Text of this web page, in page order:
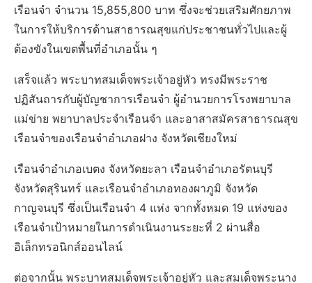
เรือนจำ จำนวน 15,855,800 บาท ซึ่งจะช่วยเสริมศักยภาพ
ในการให้บริการด้านสาธารณสุขแก่ประชาชนทั่วไปและผู้
ต้องขังในเขตพื้นที่อำเภอนั้น ๆ
เสร็จแล้ว พระบาทสมเด็จพระเจ้าอยู่หัว ทรงมีพระราช
ปฏิสันถารกับผู้บัญชาการเรือนจำ ผู้อำนวยการโรงพยาบาล
แม่ข่าย พยาบาลประจำเรือนจำ และอาสาสมัครสาธารณสุข
เรือนจำของเรือนจำอำเภอฝาง จังหวัดเชียงใหม่
เรือนจำอำเภอเบตง จังหวัดยะลา เรือนจำอำเภอรัตนบุรี
จังหวัดสุรินทร์ และเรือนจำอำเภอทองผาภูมิ จังหวัด
กาญจนบุรี ซึ่งเป็นเรือนจำ 4 แห่ง จากทั้งหมด 19 แห่งของ
เรือนจำเป้าหมายในการดำเนินงานระยะที่ 2 ผ่านสื่อ
อิเล็กทรอนิกส์ออนไลน์
ต่อจากนั้น พระบาทสมเด็จพระเจ้าอยู่หัว และสมเด็จพระนาง